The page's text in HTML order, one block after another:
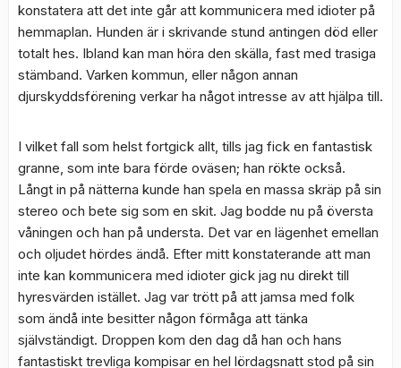
konstatera att det inte går att kommunicera med idioter på
hemmaplan. Hunden är i skrivande stund antingen död eller
totalt hes. Ibland kan man höra den skälla, fast med trasiga
stämband. Varken kommun, eller någon annan
djurskyddsförening verkar ha något intresse av att hjälpa till.
I vilket fall som helst fortgick allt, tills jag fick en fantastisk
granne, som inte bara förde oväsen; han rökte också.
Långt in på nätterna kunde han spela en massa skräp på sin
stereo och bete sig som en skit. Jag bodde nu på översta
våningen och han på understa. Det var en lägenhet emellan
och oljudet hördes ändå. Efter mitt konstaterande att man
inte kan kommunicera med idioter gick jag nu direkt till
hyresvärden istället. Jag var trött på att jamsa med folk
som ändå inte besitter någon förmåga att tänka
självständigt. Droppen kom den dag då han och hans
fantastiskt trevliga kompisar en hel lördagsnatt stod på sin